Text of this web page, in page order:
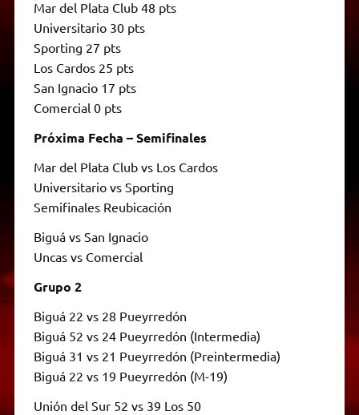
Mar del Plata Club 48 pts
Universitario 30 pts
Sporting 27 pts
Los Cardos 25 pts
San Ignacio 17 pts
Comercial 0 pts
Próxima Fecha – Semifinales
Mar del Plata Club vs Los Cardos
Universitario vs Sporting
Semifinales Reubicación
Biguá vs San Ignacio
Uncas vs Comercial
Grupo 2
Biguá 22 vs 28 Pueyrredón
Biguá 52 vs 24 Pueyrredón (Intermedia)
Biguá 31 vs 21 Pueyrredón (Preintermedia)
Biguá 22 vs 19 Pueyrredón (M-19)
Unión del Sur 52 vs 39 Los 50